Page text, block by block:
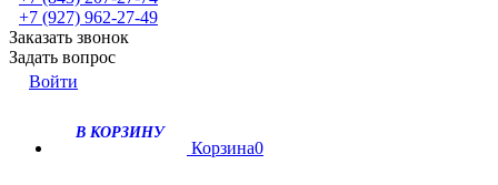
+7 (927) 962-27-49
Заказать звонок
Задать вопрос
Войти
В КОРЗИНУ
Корзина0